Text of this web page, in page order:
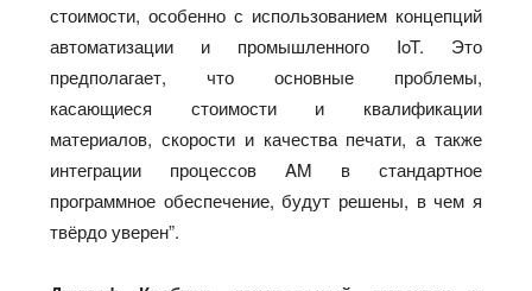
стоимости, особенно с использованием концепций
автоматизации и промышленного IoT. Это
предполагает, что основные проблемы,
касающиеся стоимости и квалификации
материалов, скорости и качества печати, а также
интеграции процессов AM в стандартное
программное обеспечение, будут решены, в чем я
твёрдо уверен”.